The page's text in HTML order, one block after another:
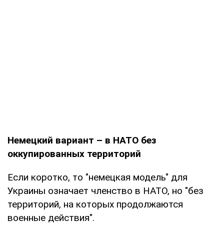
Немецкий вариант – в НАТО без
оккупированных территорий
Если коротко, то "немецкая модель" для
Украины означает членство в НАТО, но "без
территорий, на которых продолжаются
военные действия".